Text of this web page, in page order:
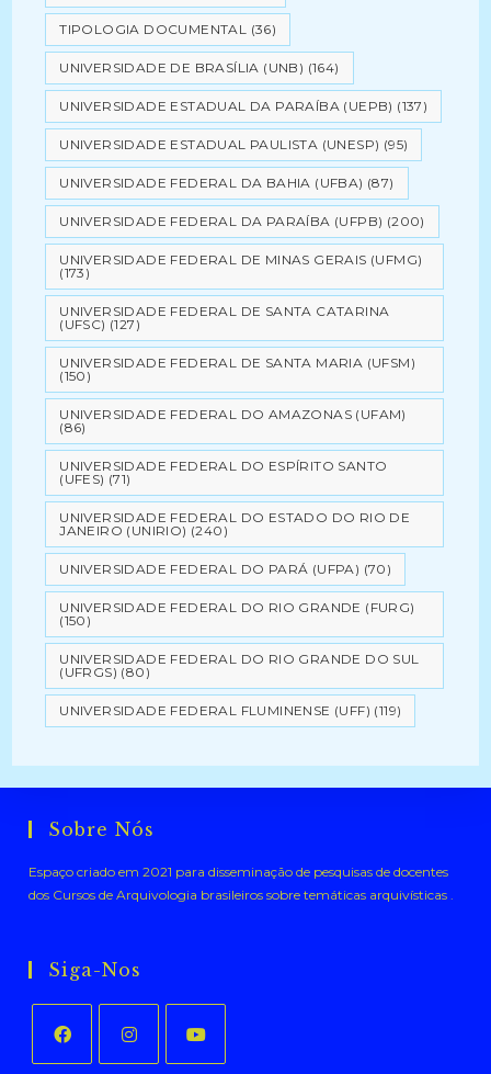
TIPOLOGIA DOCUMENTAL (36)
UNIVERSIDADE DE BRASÍLIA (UNB) (164)
UNIVERSIDADE ESTADUAL DA PARAÍBA (UEPB) (137)
UNIVERSIDADE ESTADUAL PAULISTA (UNESP) (95)
UNIVERSIDADE FEDERAL DA BAHIA (UFBA) (87)
UNIVERSIDADE FEDERAL DA PARAÍBA (UFPB) (200)
UNIVERSIDADE FEDERAL DE MINAS GERAIS (UFMG)
(173)
UNIVERSIDADE FEDERAL DE SANTA CATARINA
(UFSC) (127)
UNIVERSIDADE FEDERAL DE SANTA MARIA (UFSM)
(150)
UNIVERSIDADE FEDERAL DO AMAZONAS (UFAM)
(86)
UNIVERSIDADE FEDERAL DO ESPÍRITO SANTO
(UFES) (71)
UNIVERSIDADE FEDERAL DO ESTADO DO RIO DE
JANEIRO (UNIRIO) (240)
UNIVERSIDADE FEDERAL DO PARÁ (UFPA) (70)
UNIVERSIDADE FEDERAL DO RIO GRANDE (FURG)
(150)
UNIVERSIDADE FEDERAL DO RIO GRANDE DO SUL
(UFRGS) (80)
UNIVERSIDADE FEDERAL FLUMINENSE (UFF) (119)
Sobre Nós
Espaço criado em 2021 para disseminação de pesquisas de docentes
dos Cursos de Arquivologia brasileiros sobre temáticas arquivísticas .
Siga-Nos